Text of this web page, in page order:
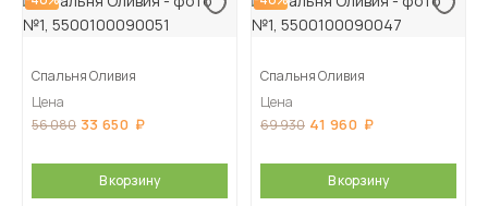
Спальня Оливия
Цена
56 080 33 650
В корзину
Спальня Оливия
Цена
69 930 41 960
В корзину